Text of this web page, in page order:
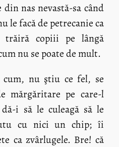
din nas nevastă-sa când
le facă de petrecanie ca
trăiră copiii pe lângă
nu se poate de mult.
nu ştiu ce fel, se
mărgăritare pe care-l
i să le culeagă să le
cu nici un chip; îi
ca zvârlugele. Bre! că